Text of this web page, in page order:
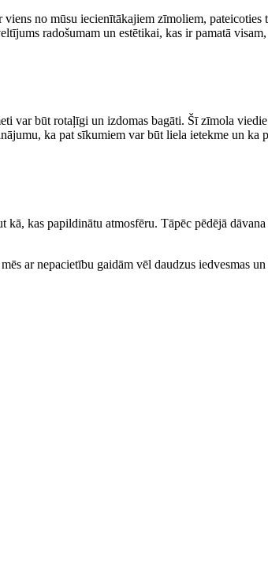
viens no mūsu iecienītākajiem zīmoliem,
radošumam un estētikai, kas ir pamatā
var būt rotaļīgi un izdomas bagāti. Šī zīmola
ka pat sīkumiem var būt liela ietekme un ka
kas papildinātu atmosfēru. Tāpēc pēdējā
ar nepacietību gaidām vēl daudzus iedvesmas